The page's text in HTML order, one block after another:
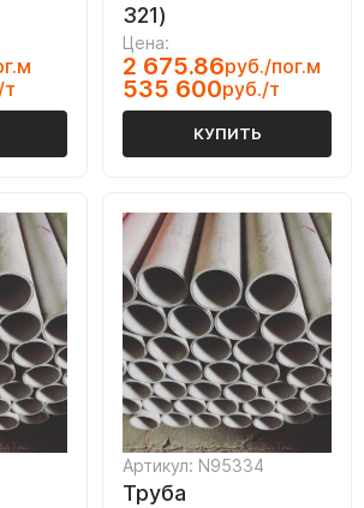
321)
Цена:
2 675.86руб./пог.м
535 600руб./т
КУПИТЬ
Артикул: N95334
Труба